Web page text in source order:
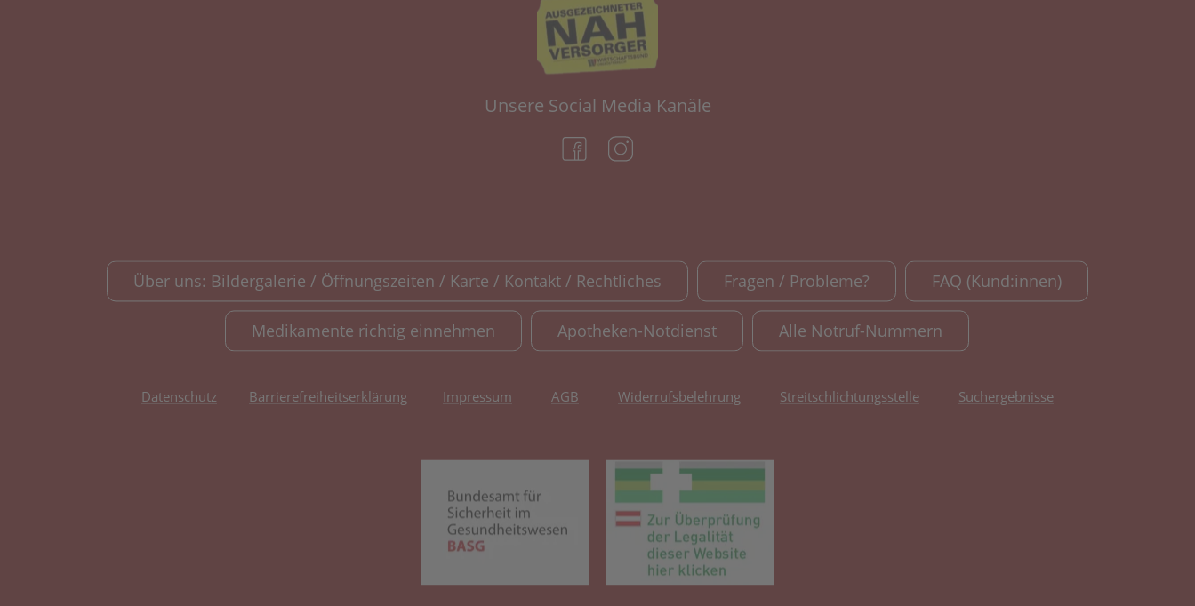
Unsere Social Media Kanäle
(öffnet in neuem Tab)
Über uns: Bildergalerie / Öffnungszeiten / Karte / Kontakt / Rechtliches Fragen / Probleme? FAQ (Kund:innen)
Medikamente richtig einnehmen Apotheken-Notdienst Alle Notruf-Nummern
Datenschutz Barrierefreiheitserklärung Impressum AGB Widerrufsbelehrung Streitschlichtungsstelle Suchergebnisse
(öffnet in neuem Tab)